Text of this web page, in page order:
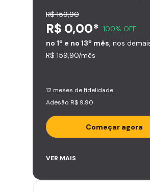
R$ 159,90
R$ 0,00* 100% OFF
no 1º e no 13º mês, nos
R$ 159,90/mês
12 meses de fidelidade
Adesão R$ 9,90
Começar agora
Acesso ilimitado a +2.000
Leve 5 amigos por mês
VER MAIS